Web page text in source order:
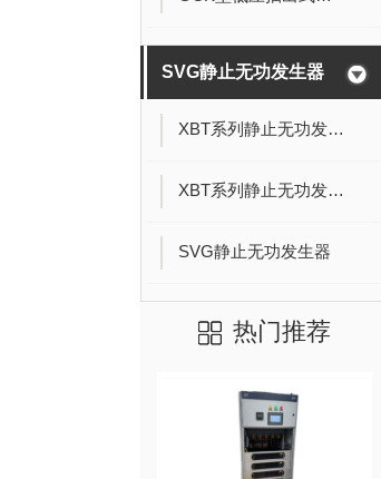
SVG静止无功发生器
XBT系列静止无功发生器
XBT系列静止无功发生器
SVG静止无功发生器
热门推荐